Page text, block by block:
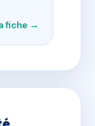
fiche →